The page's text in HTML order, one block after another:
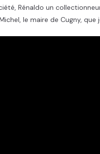
Rénaldo un
le maire de Cugny,